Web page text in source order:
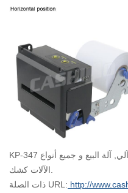
آلة البيع و جميع أنواع
الآلات كشك.
ذات الصلة URL: http://